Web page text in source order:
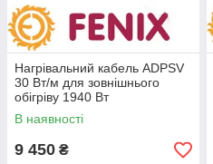
Нагрівальний кабель ADPSV
30 Вт/м для зовнішнього
обігріву 1940 Вт
В наявності
9 450 ₴